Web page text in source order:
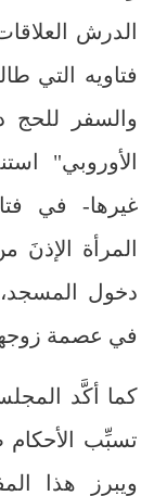
الدرش
فتاويه التي
والسفر
الأوروبي"
غيرها- في
المرأة
دخول المسجد،
في عصمة
كما أكَّد
تسبِّب الأحكام
ويبرز هذا